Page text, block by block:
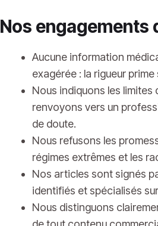
Nos engagements
Aucune information
exagérée : la rigueur
Nous indiquons les
renvoyons vers un
de doute.
Nous refusons les
régimes extrêmes et les
Nos articles sont signés
identifiés et spécialisés
Nous distinguons